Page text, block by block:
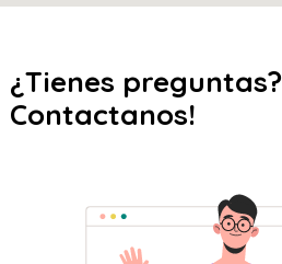
¿Tienes preguntas?
Contactanos!